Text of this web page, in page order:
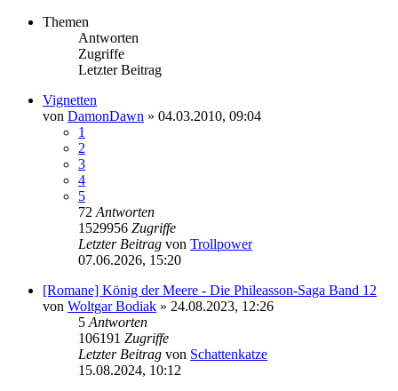
Themen
Antworten
Zugriffe
Letzter Beitrag
Vignetten
von DamonDawn » 04.03.2010, 09:04
1
2
3
4
5
72 Antworten
1529956 Zugriffe
Letzter Beitrag von Trollpower
07.06.2026, 15:20
[Romane] König der Meere - Die Phileasson-Saga Band 12
von Woltgar Bodiak » 24.08.2023, 12:26
5 Antworten
106191 Zugriffe
Letzter Beitrag von Schattenkatze
15.08.2024, 10:12